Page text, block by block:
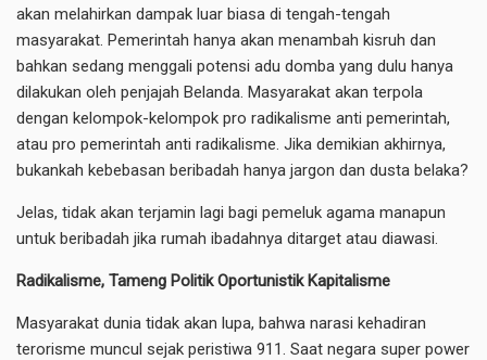
akan melahirkan dampak luar biasa di tengah-tengah
masyarakat. Pemerintah hanya akan menambah kisruh dan
bahkan sedang menggali potensi adu domba yang dulu hanya
dilakukan oleh penjajah Belanda. Masyarakat akan terpola
dengan kelompok-kelompok pro radikalisme anti pemerintah,
atau pro pemerintah anti radikalisme. Jika demikian akhirnya,
bukankah kebebasan beribadah hanya jargon dan dusta belaka?
Jelas, tidak akan terjamin lagi bagi pemeluk agama manapun
untuk beribadah jika rumah ibadahnya ditarget atau diawasi.
Radikalisme, Tameng Politik Oportunistik Kapitalisme
Masyarakat dunia tidak akan lupa, bahwa narasi kehadiran
terorisme muncul sejak peristiwa 911. Saat negara super power